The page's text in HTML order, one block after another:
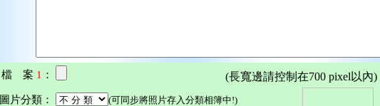
檔 案 1 ： (長寬邊請控制在700 pixel以內)
圖片分類： (可同步將照片存入分類相簿中!)